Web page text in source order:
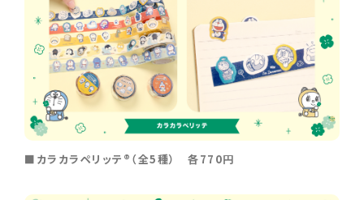
■カラカラペリッテ®（全5種） 各770円